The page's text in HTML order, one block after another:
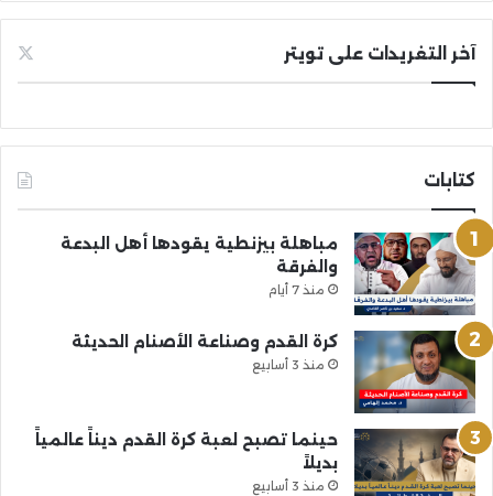
آخر التغريدات على تويتر
كتابات
مباهلة بيزنطية يقودها أهل البدعة
والفرقة
منذ 7 أيام
كرة القدم وصناعة الأصنام الحديثة
منذ 3 أسابيع
حينما تصبح لعبة كرة القدم ديناً عالمياً
بديلاً
منذ 3 أسابيع